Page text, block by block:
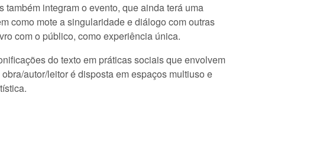
integram o evento, que ainda terá uma
como mote a singularidade e diálogo com outras
com o público, como experiência única.
do texto em práticas sociais que envolvem
autor/leitor é disposta em espaços multiuso e